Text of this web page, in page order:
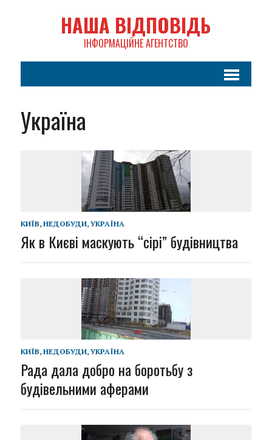
НАША ВІДПОВІДЬ
ІНФОРМАЦІЙНЕ АГЕНТСТВО
Україна
КИЇВ, НЕДОБУДИ, УКРАЇНА
Як в Києві маскують “сірі” будівництва
КИЇВ, НЕДОБУДИ, УКРАЇНА
Рада дала добро на боротьбу з
будівельними аферами